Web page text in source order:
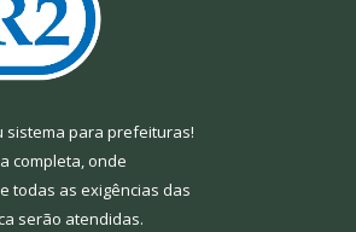
sistema para prefeituras!
completa, onde
todas as exigências das
serão atendidas.